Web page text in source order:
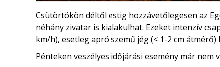
Csütörtökön déltől estig hozzávetőlegesen az
néhány zivatar is kialakulhat. Ezeket intenzív
km/h), esetleg apró szemű jég (< 1-2 cm átmérő)
Pénteken veszélyes időjárási esemény már nem